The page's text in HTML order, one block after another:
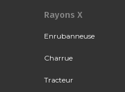
Rayons X
Enrubanneuse
Charrue
Tracteur